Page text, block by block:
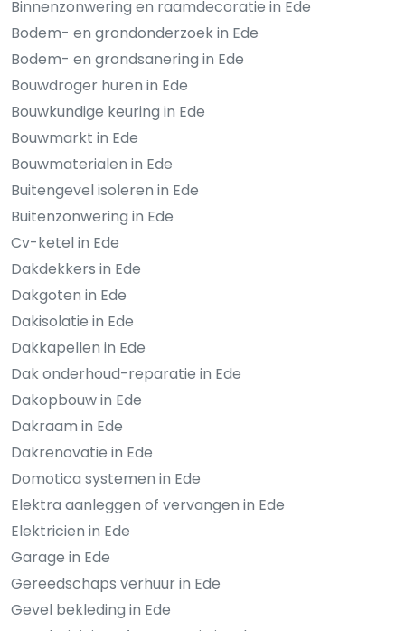
Binnenzonwering en raamdecoratie in Ede
Bodem- en grondonderzoek in Ede
Bodem- en grondsanering in Ede
Bouwdroger huren in Ede
Bouwkundige keuring in Ede
Bouwmarkt in Ede
Bouwmaterialen in Ede
Buitengevel isoleren in Ede
Buitenzonwering in Ede
Cv-ketel in Ede
Dakdekkers in Ede
Dakgoten in Ede
Dakisolatie in Ede
Dakkapellen in Ede
Dak onderhoud-reparatie in Ede
Dakopbouw in Ede
Dakraam in Ede
Dakrenovatie in Ede
Domotica systemen in Ede
Elektra aanleggen of vervangen in Ede
Elektricien in Ede
Garage in Ede
Gereedschaps verhuur in Ede
Gevel bekleding in Ede